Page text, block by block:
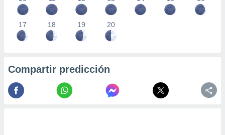
17 18 19 20
Compartir predicción